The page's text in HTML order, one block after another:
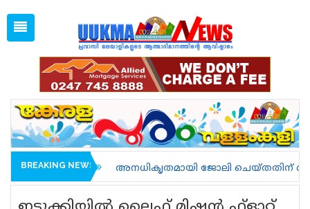
1 GBP =
128.35
Latest News
Associations
Spiritual
UK NEWS
Open
Menu
BREAKING NEWS
അനധികൃതമായി ജോലി ചെയ്തതിന് അറസ്റ്റിലാവുകയും